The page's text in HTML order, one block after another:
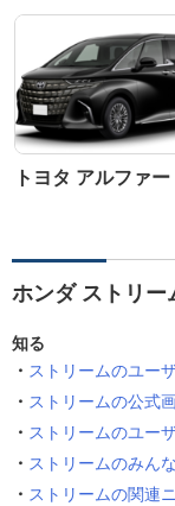
トヨタ アルファー
ホンダ ストリー
知る
ストリームのユー
ストリームの公式
ストリームのユー
ストリームのみん
ストリームの関連